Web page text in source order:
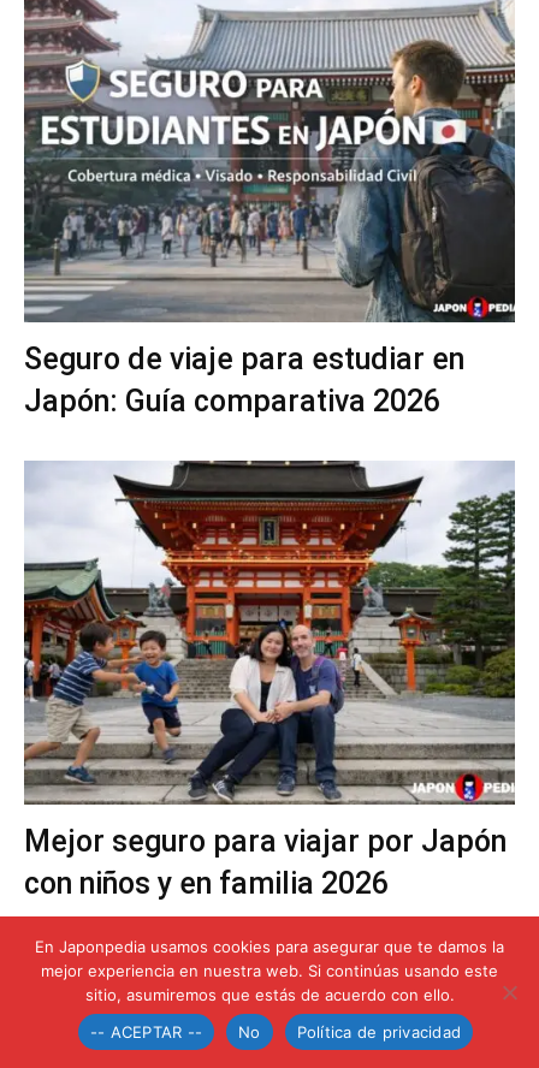
Seguro de viaje para estudiar en
Japón: Guía comparativa 2026
Mejor seguro para viajar por Japón
con niños y en familia 2026
En Japonpedia usamos cookies para asegurar que te damos la
mejor experiencia en nuestra web. Si continúas usando este
sitio, asumiremos que estás de acuerdo con ello.
-- ACEPTAR --
No Política de privacidad